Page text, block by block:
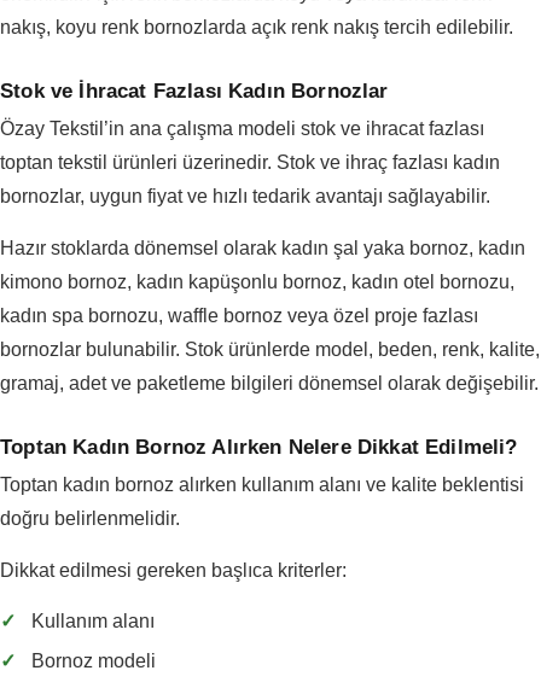
nakış, koyu renk bornozlarda açık renk nakış tercih edilebilir.
Stok ve İhracat Fazlası Kadın Bornozlar
Özay Tekstil’in ana çalışma modeli stok ve ihracat fazlası
toptan tekstil ürünleri üzerinedir. Stok ve ihraç fazlası kadın
bornozlar, uygun fiyat ve hızlı tedarik avantajı sağlayabilir.
Hazır stoklarda dönemsel olarak kadın şal yaka bornoz, kadın
kimono bornoz, kadın kapüşonlu bornoz, kadın otel bornozu,
kadın spa bornozu, waffle bornoz veya özel proje fazlası
bornozlar bulunabilir. Stok ürünlerde model, beden, renk, kalite,
gramaj, adet ve paketleme bilgileri dönemsel olarak değişebilir.
Toptan Kadın Bornoz Alırken Nelere Dikkat Edilmeli?
Toptan kadın bornoz alırken kullanım alanı ve kalite beklentisi
doğru belirlenmelidir.
Dikkat edilmesi gereken başlıca kriterler:
✓
Kullanım alanı
✓
Bornoz modeli